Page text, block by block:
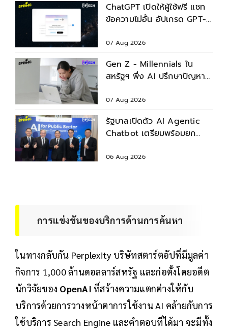
ChatGPT เปิดให้ผู้ใช้ฟรี แชท
ข้อความไม่อั้น อัปเกรด GPT-
07 Aug 2026
Gen Z - Millennials ใน
สหรัฐฯ พึ่ง AI ปรึกษาปัญหา
07 Aug 2026
รัฐบาลเปิดตัว AI Agentic
Chatbot เตรียมพร้อมยก
06 Aug 2026
การแข่งขันของบริการด้านการค้นหา
ในทางกลับกัน Perplexity บริษัทสตาร์ตอัปที่มีมูลค่า
กิจการ 1,000 ล้านดอลลาร์สหรัฐ และก่อตั้งโดยอดีต
นักวิจัยของ OpenAI ที่สร้างความแตกต่างให้กับ
บริการด้วยการวางหน้าตาการใช้งาน AI คล้ายกับการ
ใช้บริการ Search Engine และคำตอบที่ได้มา จะมีทั้ง